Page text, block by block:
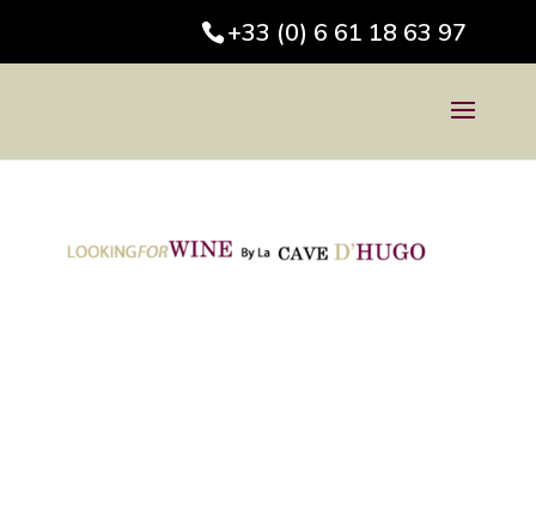
+33 (0) 6 61 18 63 97